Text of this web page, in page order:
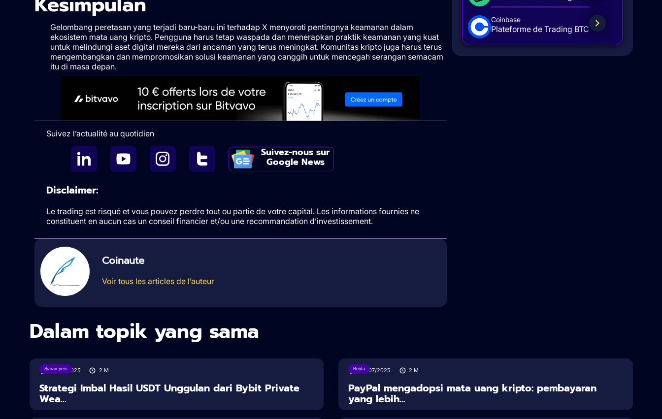
Gelombang peretasan yang terjadi baru-baru ini terhadap X menyoroti pentingnya keamanan dalam
ekosistem mata uang kripto. Pengguna harus tetap waspada dan menerapkan praktik keamanan yang kuat
untuk melindungi aset digital mereka dari ancaman yang terus meningkat. Komunitas kripto juga harus terus
mengembangkan dan mempromosikan solusi keamanan yang canggih untuk mencegah serangan semacam
itu di masa depan.
Suivez l’actualité au quotidien
Suivez-nous sur
Google News
Disclaimer:
Le trading est risqué et vous pouvez perdre tout ou partie de votre capital. Les informations fournies ne
constituent en aucun cas un conseil financier et/ou une recommandation d’investissement.
Coinaute
Voir tous les articles de l’auteur
Coinbase
Plateforme de Trading BTC
Dalam topik yang sama
Siaran pers
18/08/2025 2 M
Strategi Imbal Hasil USDT Unggulan dari Bybit Private
Wea...
Berita
30/07/2025 2 M
PayPal mengadopsi mata uang kripto: pembayaran
yang lebih...